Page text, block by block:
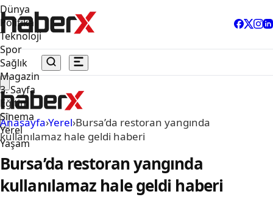
Dünya
Politika
Teknoloji
Spor
Sağlık
Magazin
3. Sayfa
Eğitim
Sinema
Yerel
Yaşam
Anasayfa›Yerel›Bursa’da restoran yangında
kullanılamaz hale geldi haberi
Bursa’da restoran yangında
kullanılamaz hale geldi haberi